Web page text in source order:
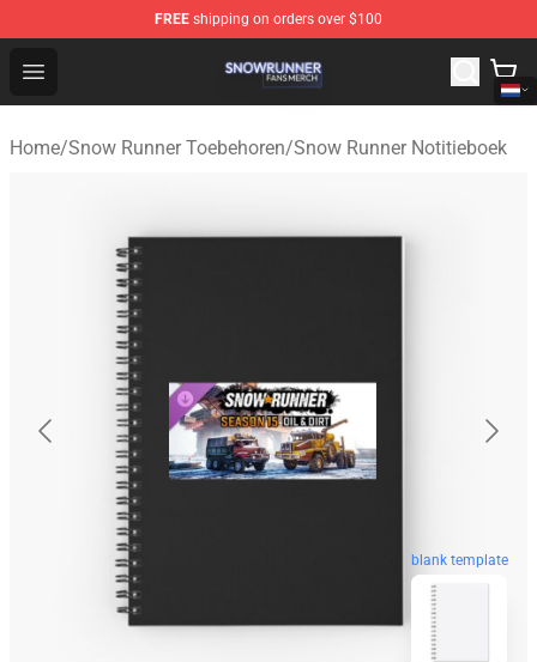
FREE shipping on orders over $100
Open menu
Snow Runner Shop - Official Snow Runner Merchandise
Home/Snow Runner Toebehoren/Snow Runner Notitieboek
blank template